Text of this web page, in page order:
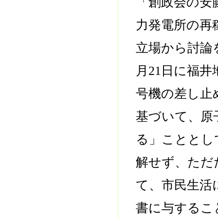
力発電所の
立場から討論
月21日に福
号機の差し止
基づいて、原
る」ことと
解せず、ただ
て、市民生活
書に与する